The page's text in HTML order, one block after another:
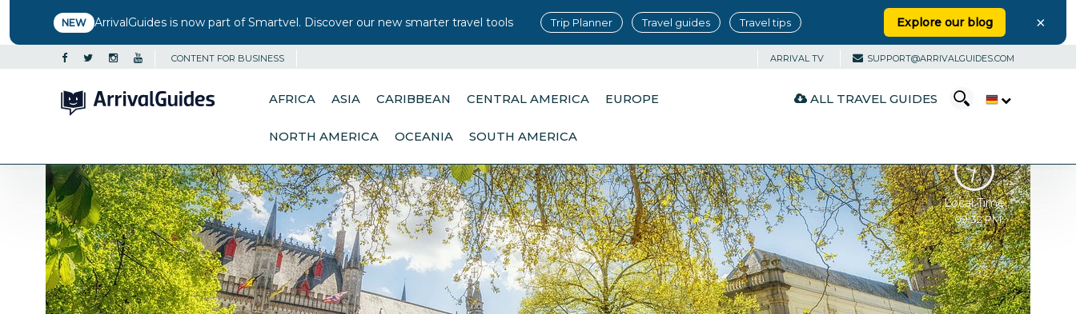
NEW ArrivalGuides is now part of Smartvel. Discover our new smarter travel tools Trip Planner Travel guides Travel tips Explore our blog ×
CONTENT FOR BUSINESS ARRIVAL TV SUPPORT@ARRIVALGUIDES.COM
AFRICA ASIA CARIBBEAN CENTRAL AMERICA EUROPE
NORTH AMERICA OCEANIA SOUTH AMERICA
ALL TRAVEL GUIDES
Local Time
09:32 PM